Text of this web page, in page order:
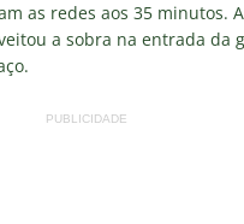
as redes aos 35 minutos.
a sobra na entrada da
PUBLICIDADE